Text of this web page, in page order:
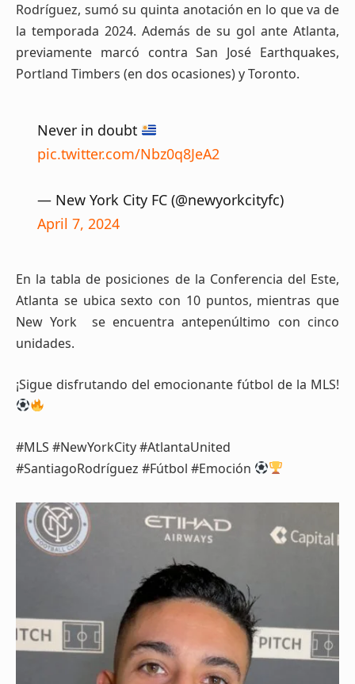
Rodríguez, sumó su quinta anotación en lo que va de
la temporada 2024. Además de su gol ante Atlanta,
previamente marcó contra San José Earthquakes,
Portland Timbers (en dos ocasiones) y Toronto.
Never in doubt
pic.twitter.com/Nbz0q8JeA2
— New York City FC (@newyorkcityfc)
April 7, 2024
En la tabla de posiciones de la Conferencia del Este,
Atlanta se ubica sexto con 10 puntos, mientras que
New York se encuentra antepenúltimo con cinco
unidades.
¡Sigue disfrutando del emocionante fútbol de la MLS!
#MLS #NewYorkCity #AtlantaUnited
#SantiagoRodríguez #Fútbol #Emoción